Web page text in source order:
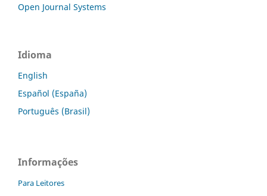
Open Journal Systems
Idioma
English
Español (España)
Português (Brasil)
Informações
Para Leitores